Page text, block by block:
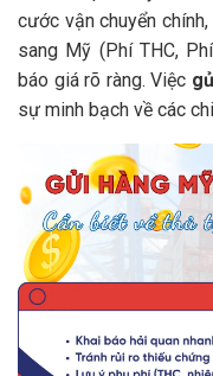
cước vận chuyển
sang Mỹ (Phí THC,
báo giá rõ ràng. Việc
sự minh bạch về các